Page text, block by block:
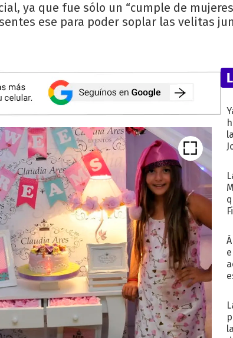
ya que fue sólo un “cumple de
ese para poder soplar las velitas